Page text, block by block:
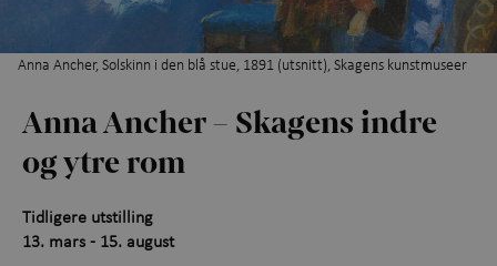
Hva skjer?
Utstillinger
Kunstopplevelser +
Aktiviteter for barn
Utforsk samlingen
Anna Ancher, Solskinn i den blå stue, 1891 (utsnitt), Skagens kunstmuseer
Anna Ancher – Skagens indre
og ytre rom
Tidligere utstilling
13. mars - 15. august